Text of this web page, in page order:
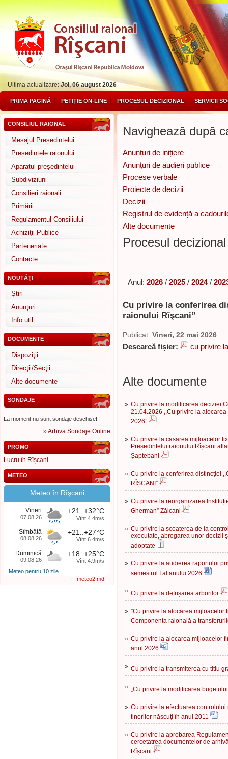
Ultima actualizare:Joi, 06 august 2026
PRIMA PAGINĂ PETIȚIE ON-LINE PROCESUL DECIZIONAL SERVICII
CONSILIUL RAIONAL
Mesajul Președintelui
Președintele raionului
Aparatul președintelui
Subdiviziuni
Consilieri raionali
Primării
Regulamentul Consiliului
Achiziţii Publice
Parteneriate
Contacte
NOUTĂŢI
Ştiri
Anunţuri
Info util
DOCUMENTE
Dispoziţii
Direcţii/Secţii
Alte documente
SONDAJE
La moment nu sunt sondaje deschise!
»Arhiva Sondaje Online
PROMO
Lucru în Rîșcani
METEO
Meteo în Rîşcani
Vineri
07.08.26
+21..+32°C
Vînt 4.4m/s
Sîmbătă
08.08.26
+21..+27°C
Vînt 6.4m/s
Duminică
09.08.26
+18..+25°C
Vînt 4.9m/s
Meteo pentru 10 zile
meteo2.md
Navighează după
Anunțuri de inițiere
Anunțuri de audieri publice
Procese verbale
Proiecte de decizii
Decizii
Registrul de evidență a
Alte documente
Procesul
Anul: 2026 / 2025 / 2024/
Cu privire la conferirea
raionului Rîşcani”
Publicat: Vineri, 22 mai 2026
Descarcă fișier: cu privire
Alte documente
» Cu privire la modificarea deciziei
21.04.2026 ,,Cu privire la
2026”
» Cu privire la casarea mijloacelor
Președintelui raionului Rîșcani
Șaptebani
» Cu privire la conferirea distincției
RÎȘCANI”
» Cu privire la reorganizarea
Gherman” Zăicani
» Cu privire la scoaterea de la
executate, abrogarea unor decizii
adoptate
» Cu privire la audierea raportului
semestrul I al anului 2026
» Cu privire la defrișarea arborilor
» ”Сu privire la alocarea mijloacelor
Componenta raională a
» Сu privire la alocarea mijloacelor
anul 2026
» Cu privire la transmiterea cu titlu
» „Cu privire la modificarea
» Cu privire la efectuarea
tinerilor născuţi în anul 2011
» Cu privire la aprobarea
cercetatrea documentelor de
Rîșcani